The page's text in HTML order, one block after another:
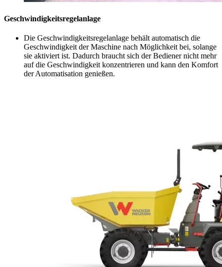
Geschwindigkeitsregelanlage
Die Geschwindigkeitsregelanlage behält automatisch die
Geschwindigkeit der Maschine nach Möglichkeit bei, solange
sie aktiviert ist. Dadurch braucht sich der Bediener nicht mehr
auf die Geschwindigkeit konzentrieren und kann den Komfort
der Automatisation genießen.